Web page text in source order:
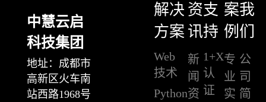
中慧云启
科技集团
地址：成都市
高新区火车南
站西路1968号
解决
方案
Web
技术
Python
资
讯
新
闻
资
支
持
1+X
认
证
案
例
专
业
实
我
们
公
司
简